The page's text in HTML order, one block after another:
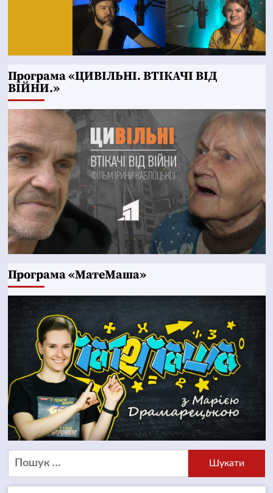
Програма «ЦИВІЛЬНІ. ВТІКАЧІ ВІД
ВІЙНИ.»
Програма «МатеМаша»
Пошук: